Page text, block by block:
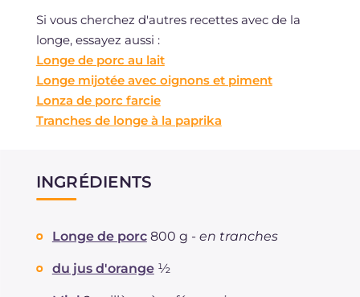
Si vous cherchez d'autres recettes avec de la
longe, essayez aussi :
Longe de porc au lait
Longe mijotée avec oignons et piment
Lonza de porc farcie
Tranches de longe à la paprika
INGRÉDIENTS
Longe de porc 800 g - en tranches
du jus d'orange ½